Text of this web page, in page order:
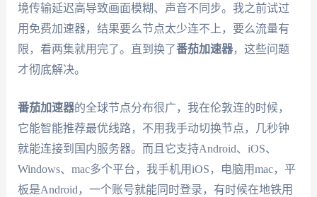
境传输延迟高导致画面模糊、声音不同步。我之前试过
用免费加速器，结果要么节点太少连不上，要么流量有
限，看两集就用完了。直到换了番茄加速器，这些问题
才彻底解决。
番茄加速器的全球节点分布很广，我在伦敦连的时候，
它能智能推荐最优线路，不用我手动切换节点，几秒钟
就能连接到国内服务器。而且它支持Android、iOS、
Windows、mac多个平台，我手机用iOS，电脑用mac，平
板是Android，一个账号就能同时登录，有时候在地铁用